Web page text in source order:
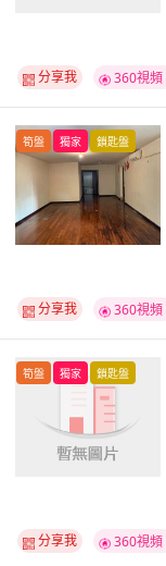
分享我 360視頻
筍盤 獨家 鎖匙盤
分享我 360視頻
筍盤 獨家 鎖匙盤
分享我 360視頻